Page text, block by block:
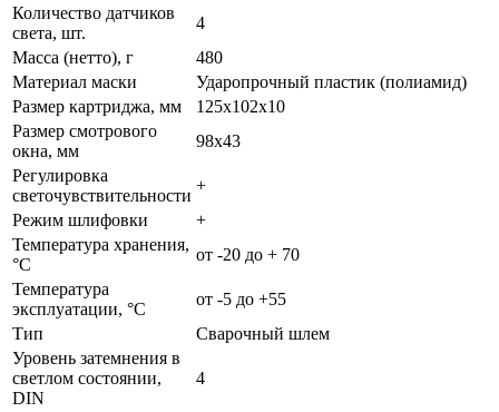
Количество датчиков
света, шт.
4
Масса (нетто), г
480
Материал маски
Ударопрочный пластик (полиамид)
Размер картриджа, мм
125х102х10
Размер смотрового
окна, мм
98х43
Регулировка
светочувствительности
+
Режим шлифовки
+
Температура хранения,
°С
от -20 до + 70
Температура
эксплуатации, °С
от -5 до +55
Тип
Сварочный шлем
Уровень затемнения в
светлом состоянии,
DIN
4